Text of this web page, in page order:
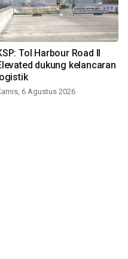
Tol Harbour Road II
dukung kelancaran
6 Agustus 2026